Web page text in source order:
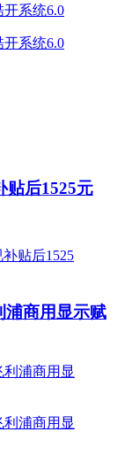
贴后1525元
浦商用显示赋